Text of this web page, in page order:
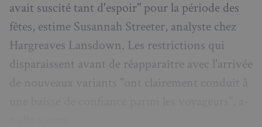
avait suscité tant d'espoir" pour la période des
fêtes, estime Susannah Streeter, analyste chez
Hargreaves Lansdown. Les restrictions qui
disparaissent avant de réapparaître avec l'arrivée